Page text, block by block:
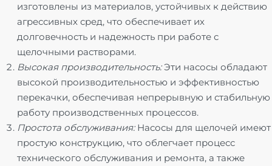
изготовлены из материалов, устойчивых к действию
агрессивных сред, что обеспечивает их
долговечность и надежность при работе с
щелочными растворами.
Высокая производительность:Эти насосы обладают
высокой производительностью и эффективностью
перекачки, обеспечивая непрерывную и стабильную
работу производственных процессов.
Простота обслуживания:Насосы для щелочей имеют
простую конструкцию, что облегчает процесс
технического обслуживания и ремонта, а также